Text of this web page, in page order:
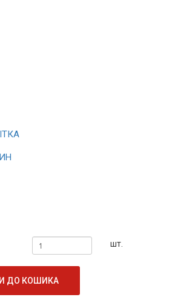
шт.
ДО КОШИКА